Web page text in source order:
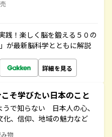
践！楽しく脳を鍛える５０の
が最新脳科学とともに解説
詳細を見る
そ学びたい日本のこと
うで知らない 日本人の心、
化、信仰、地域の魅力など
物